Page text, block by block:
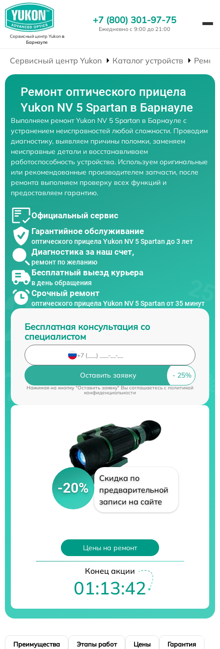
Сервисный центр Yukonв
Барнауле
+7 (800) 301-97-75
Ежедневно с 9:00 до 21:00
Сервисный центр Yukon Каталог устройств
Ремонт оптического прицела
Yukon NV 5 Spartan в Барнауле
Выполняем ремонт Yukon NV 5 Spartan в Барнауле с
устранением неисправностей любой сложности. Проводим
диагностику, выявляем причины поломки, заменяем
неисправные детали и восстанавливаем
работоспособность устройства. Используем оригинальные
или рекомендованные производителем запчасти, после
ремонта выполняем проверку всех функций и
предоставляем гарантию.
Официальный сервис
Гарантийное обслуживание
оптического прицела Yukon NV 5 Spartan до 3 лет
Диагностика за наш счет,
ремонт по желанию
Бесплатный выезд курьера
в день обращения
Срочный ремонт
оптического прицела Yukon NV 5 Spartan от 35 минут
Бесплатная консультация со
специалистом
Оставить заявку
Нажимая на кнопку "Оставить заявку" Вы соглашаетесь cполитикой
конфиденциальности
-20%
Скидка по
предварительной
записи на сайте
Цены на ремонт
Конец акции
01:13:41
Преимущества Этапы работ Цены Гарантия